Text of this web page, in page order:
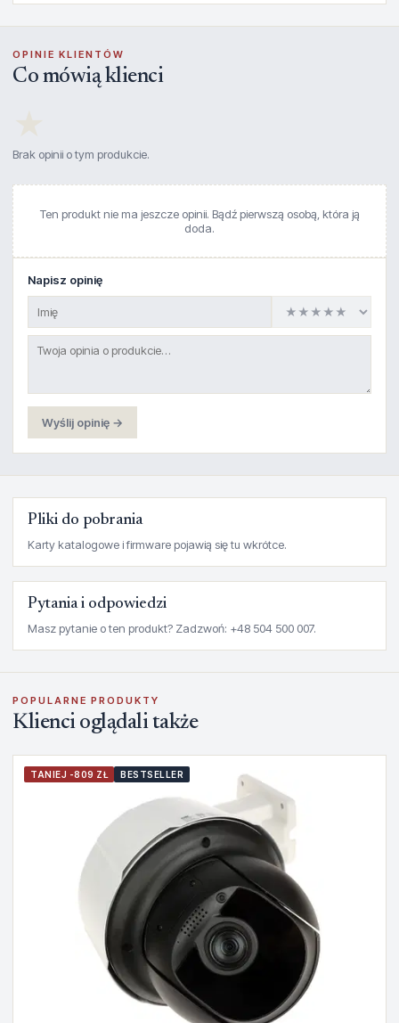
OPINIE KLIENTÓW
Co mówią klienci
Brak opinii o tym produkcie.
Ten produkt nie ma jeszcze opinii. Bądź pierwszą osobą, która ją
doda.
Napisz opinię
Wyślij opinię →
Pliki do pobrania
Karty katalogowe i firmware pojawią się tu wkrótce.
Pytania i odpowiedzi
Masz pytanie o ten produkt? Zadzwoń: +48 504 500 007.
POPULARNE PRODUKTY
Klienci oglądali także
TANIEJ -809 ZŁ BESTSELLER